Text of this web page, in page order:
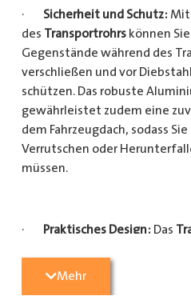
· Sicherheit und Schutz: Mit
des Transportrohrskönnen
Gegenstände während des
verschließen und vor
schützen. Das robuste
gewährleistet zudem eine
dem Fahrzeugdach, sodass
Verrutschen oder
müssen.
· Praktisches Design: Das
Gegenständen sicher und
Mehr